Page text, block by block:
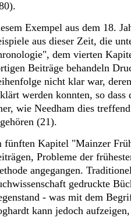
Exempel aus dem 18.
aus dieser Zeit, die
dem vierten
Beiträge behandeln
nicht klar war,
werden konnten, so
wie Needham dies
(21).
fünften Kapitel "Mainzer
Probleme der
angegangen.
gedruckte
- was mit dem
kann jedoch